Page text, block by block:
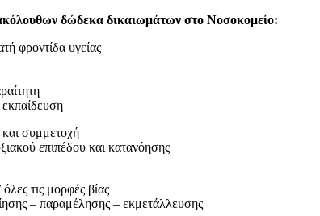
δώδεκα δικαιωμάτων στο Νοσοκομείο:
φροντίδα υγείας
εκπαίδευση
συμμετοχή
επιπέδου και κατανόησης
τις μορφές βίας
– παραμέλησης – εκμετάλλευσης